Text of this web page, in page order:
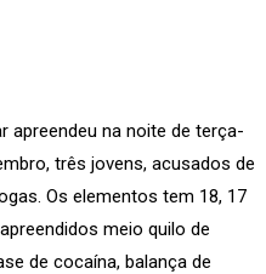
apreendeu na noite de terça-
três jovens, acusados de
Os elementos tem 18, 17
meio quilo de
de cocaína, balança de